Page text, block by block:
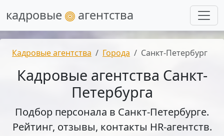
кадровые агентства
Кадровые агентства Города Санкт-Петербург
Кадровые агентства Санкт-
Петербурга
Подбор персонала в Санкт-Петербурге.
Рейтинг, отзывы, контакты HR-агентств.